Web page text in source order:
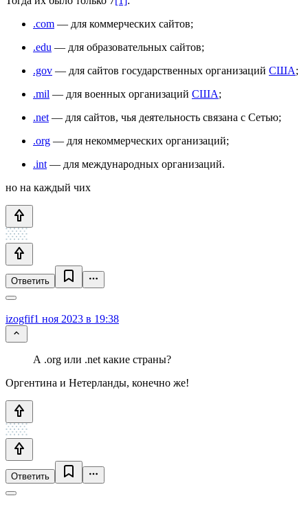
.com — для коммерческих сайтов;
.edu — для образовательных сайтов;
.gov — для сайтов государственных организаций США;
.mil — для военных организаций США;
.net — для сайтов, чья деятельность связана с Сетью;
.org — для некоммерческих организаций;
.int — для международных организаций.
но на каждый чих
Ответить
izogfif1 ноя 2023 в 19:38
А .org или .net какие страны?
Оргентина и Нетерланды, конечно же!
Ответить